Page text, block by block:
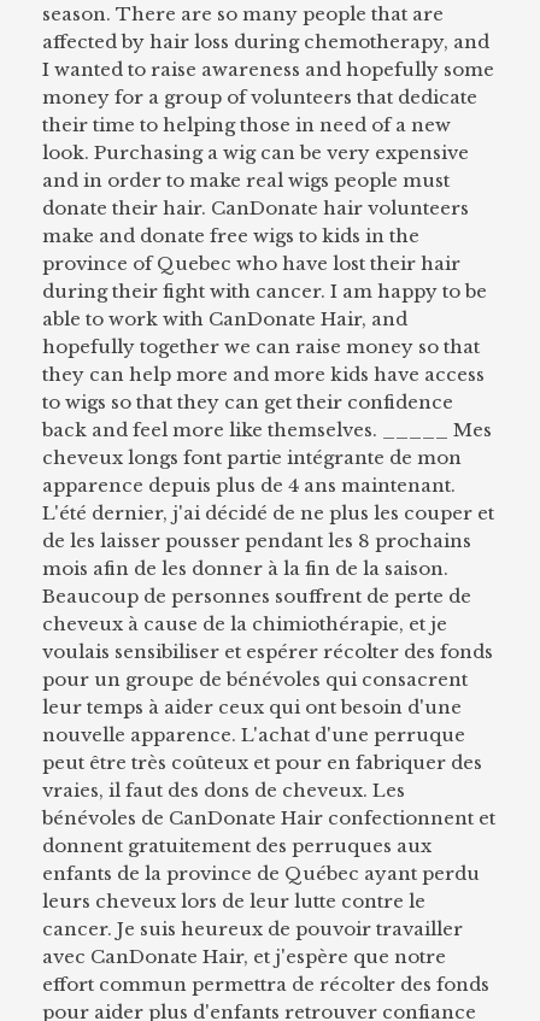
season. There are so many people that are
affected by hair loss during chemotherapy, and
I wanted to raise awareness and hopefully some
money for a group of volunteers that dedicate
their time to helping those in need of a new
look. Purchasing a wig can be very expensive
and in order to make real wigs people must
donate their hair. CanDonate hair volunteers
make and donate free wigs to kids in the
province of Quebec who have lost their hair
during their fight with cancer. I am happy to be
able to work with CanDonate Hair, and
hopefully together we can raise money so that
they can help more and more kids have access
to wigs so that they can get their confidence
back and feel more like themselves. _____ Mes
cheveux longs font partie intégrante de mon
apparence depuis plus de 4 ans maintenant.
L'été dernier, j'ai décidé de ne plus les couper et
de les laisser pousser pendant les 8 prochains
mois afin de les donner à la fin de la saison.
Beaucoup de personnes souffrent de perte de
cheveux à cause de la chimiothérapie, et je
voulais sensibiliser et espérer récolter des fonds
pour un groupe de bénévoles qui consacrent
leur temps à aider ceux qui ont besoin d'une
nouvelle apparence. L'achat d'une perruque
peut être très coûteux et pour en fabriquer des
vraies, il faut des dons de cheveux. Les
bénévoles de CanDonate Hair confectionnent et
donnent gratuitement des perruques aux
enfants de la province de Québec ayant perdu
leurs cheveux lors de leur lutte contre le
cancer. Je suis heureux de pouvoir travailler
avec CanDonate Hair, et j'espère que notre
effort commun permettra de récolter des fonds
pour aider plus d'enfants retrouver confiance